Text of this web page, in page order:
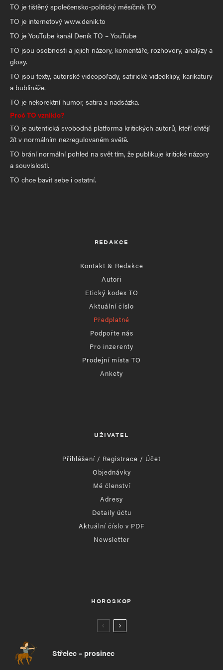
TO je tištěný společensko-politický měsíčník TO
TO je internetový www.denik.to
TO je YouTube kanál Deník TO – YouTube
TO jsou osobnosti a jejich názory, komentáře, rozhovory, analýzy a
glosy.
TO jsou texty, autorské videopořady, satirické videoklipy, karikatury
a bublináže.
TO je nekorektní humor, satira a nadsázka.
Proč TO vzniklo?
TO je autentická svobodná platforma kritických autorů, kteří chtějí
žít v normálním nezregulovaném světě.
TO brání normální pohled na svět tím, že publikuje kritické názory
a souvislosti.
TO chce bavit sebe i ostatní.
REDAKCE
Kontakt & Redakce
Autoři
Etický kodex TO
Aktuální číslo
Předplatné
Podpořte nás
Pro inzerenty
Prodejní místa TO
Ankety
UŽIVATEL
Přihlášení / Registrace / Účet
Objednávky
Mé členství
Adresy
Detaily účtu
Aktuální číslo v PDF
Newsletter
HOROSKOP
Střelec – prosinec